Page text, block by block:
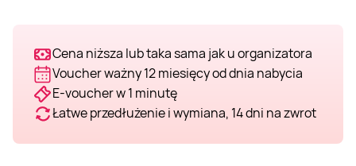
Cena niższa lub taka sama jak u organizatora
Voucher ważny 12 miesięcy od dnia nabycia
E-voucher w 1 minutę
Łatwe przedłużenie i wymiana, 14 dni na zwrot